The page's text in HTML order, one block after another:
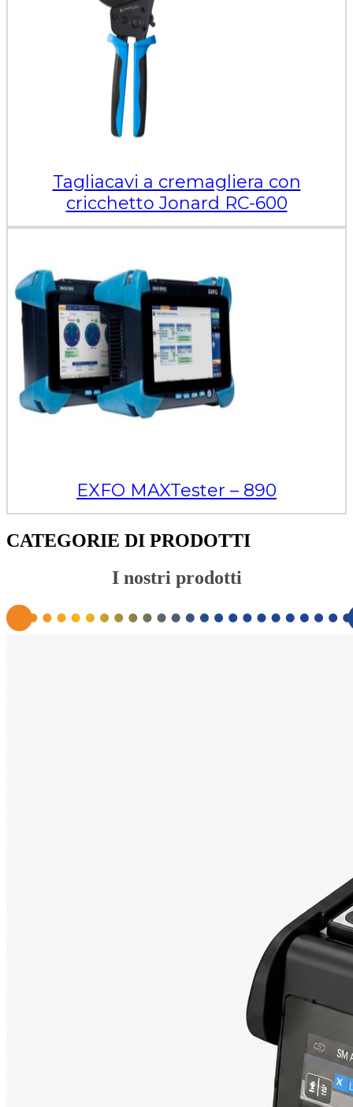
Tagliacavi a cremagliera con
cricchetto Jonard RC-600
EXFO MAXTester – 890
CATEGORIE DI PRODOTTI
I nostri prodotti